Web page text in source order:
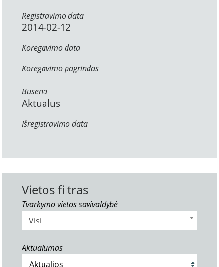
Registravimo data
2014-02-12
Koregavimo data
Koregavimo pagrindas
Būsena
Aktualus
Išregistravimo data
Vietos filtras
Tvarkymo vietos savivaldybė
Visi
Aktualumas